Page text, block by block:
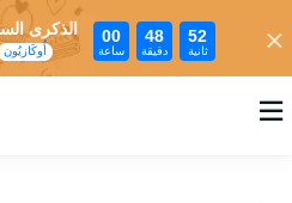
الذكرى
أُوكَازيُون
00
ساعة
48
دقيقة
51
ثانية
